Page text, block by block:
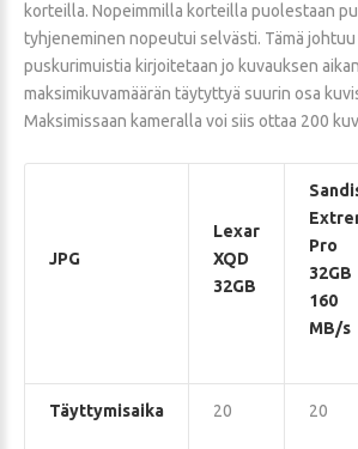
korteilla. Nopeimmilla korteilla puolestaan
tyhjeneminen nopeutui selvästi. Tämä
puskurimuistia kirjoitetaan jo kuvauksen
maksimikuvamäärän täytyttyä suurin osa
Maksimissaan kameralla voi siis ottaa 200
JPG
Lexar
XQD
32GB
Pro
32GB
160
MB/s
Täyttymisaika 20 20